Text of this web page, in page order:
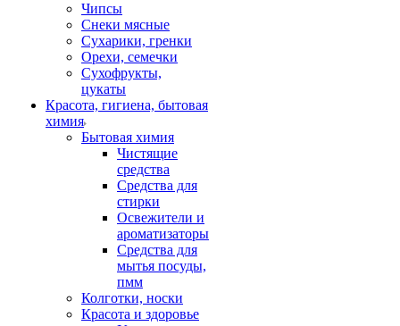
Чипсы
Снеки мясные
Сухарики, гренки
Орехи, семечки
Сухофрукты,
цукаты
Красота, гигиена, бытовая
химия
Бытовая химия
Чистящие
средства
Средства для
стирки
Освежители и
ароматизаторы
Средства для
мытья посуды,
пмм
Колготки, носки
Красота и здоровье